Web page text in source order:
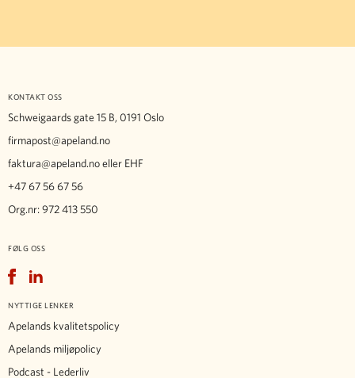
KONTAKT OSS
Schweigaards gate 15 B, 0191 Oslo
firmapost@apeland.no
faktura@apeland.noeller EHF
+47 67 56 67 56
Org.nr: 972 413 550
FØLG OSS
FacebookLinkedIn
NYTTIGE LENKER
Apelands kvalitetspolicy
Apelands miljøpolicy
Podcast - Lederliv